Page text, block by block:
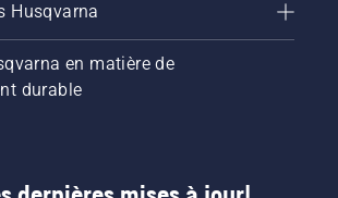
Husqvarna
en matière de
durable